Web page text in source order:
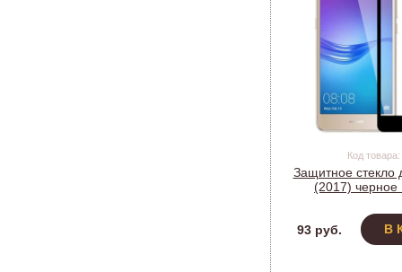
Код
Защитное стекло
(2017) черное
93 руб. В